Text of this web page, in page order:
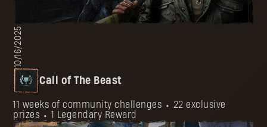
10/16/2025
Call of The Beast
11 weeks of community challenges ⬩ 22 exclusive
prizes ⬩ 1 Legendary Reward